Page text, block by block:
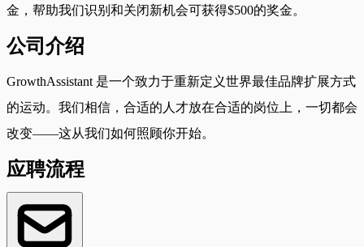
金，帮助我们识别和关闭新机会可获得$500的奖金。
公司介绍
GrowthAssistant 是一个致力于重新定义世界最佳品牌扩展方式
的运动。我们相信，合适的人才放在合适的岗位上，一切都会
改变——这从我们如何照顾你开始。
应聘流程